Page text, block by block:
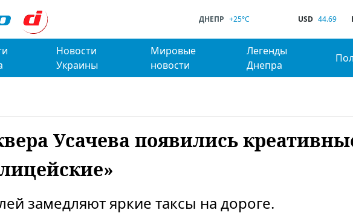
ДНЕПР +25°C USD 44.69
Новости
Украины
Мировые
новости
Легенды
Днепра
Усачева появились
замедляют яркие таксы на дороге.